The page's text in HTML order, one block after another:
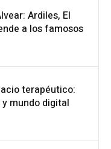
Ardiles, El
a los famosos
terapéutico:
mundo digital